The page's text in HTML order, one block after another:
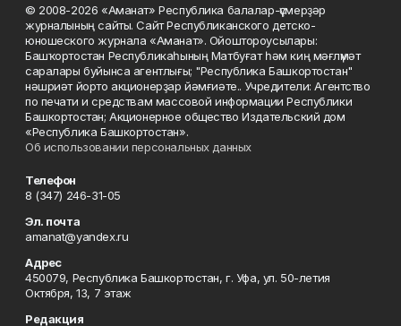
© 2008-2026 «Аманат» Республика балалар-үҫмерҙәр
журналының сайты. Сайт Республиканского детско-
юношеского журнала «Аманат». Ойоштороусылары:
Башҡортостан Республикаһының Матбуғат һәм киң мәғлүмәт
саралары буйынса агентлығы; "Республика Башкортостан"
нәшриәт йорто акционерҙар йәмғиәте.. Учредители: Агентство
по печати и средствам массовой информации Республики
Башкортостан; Акционерное общество Издательский дом
«Республика Башкортостан».
Об использовании персональных данных
Телефон
8 (347) 246-31-05
Эл. почта
amanat@yandex.ru
Адрес
450079, Республика Башкортостан, г. Уфа, ул. 50-летия
Октября, 13, 7 этаж
Редакция